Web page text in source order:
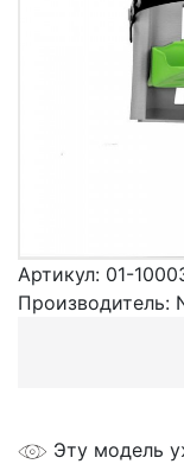
Артикул: 01-
Производитель:
Эту модель